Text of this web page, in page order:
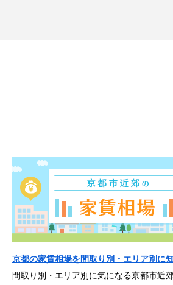
京都の家賃相場を間取り別・エリア別に
間取り別・エリア別に気になる京都市近